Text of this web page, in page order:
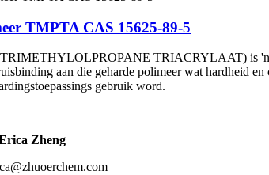
TMPTA CAS 15625-89-5
TRIACRYLAAT) is 'n
aan die geharde polimeer wat hardheid
gebruik word.
Zheng